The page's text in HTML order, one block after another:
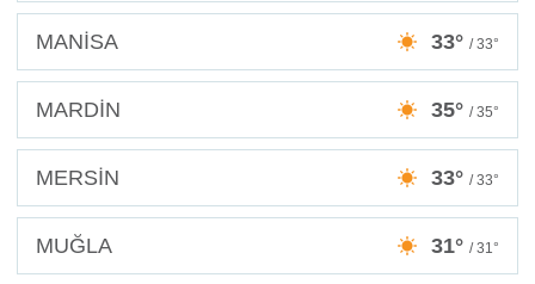
MANİSA 33° / 33°
MARDİN 35° / 35°
MERSİN 33° / 33°
MUĞLA 31° / 31°